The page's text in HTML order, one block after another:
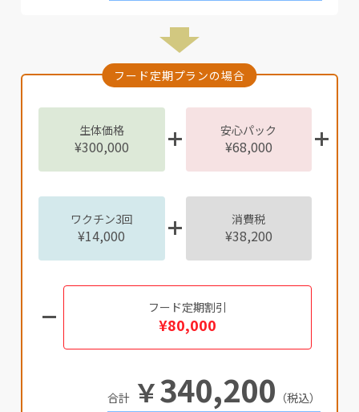
フード定期プランの場合
生体価格
¥300,000
安心パック
¥68,000
ワクチン3回
¥14,000
消費税
¥38,200
フード定期割引
¥80,000
￥340,200 （税込）